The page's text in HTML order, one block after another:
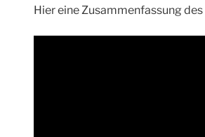
Hier eine Zusammenfassung